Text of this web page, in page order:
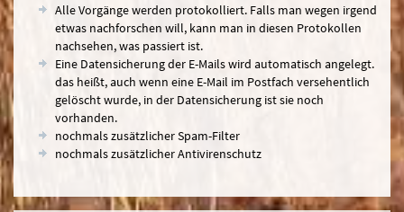
Alle Vorgänge werden protokolliert. Falls man wegen irgend
etwas nachforschen will, kann man in diesen Protokollen
nachsehen, was passiert ist.
Eine Datensicherung der E-Mails wird automatisch angelegt.
das heißt, auch wenn eine E-Mail im Postfach versehentlich
gelöscht wurde, in der Datensicherung ist sie noch
vorhanden.
nochmals zusätzlicher Spam-Filter
nochmals zusätzlicher Antivirenschutz